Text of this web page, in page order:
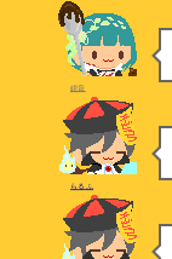
紺音
らるふ